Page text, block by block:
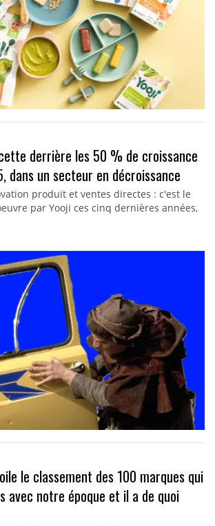
derrière les 50 % de croissance
dans un secteur en décroissance
produit et ventes directes : c'est le
par Yooji ces cinq dernières années,
le classement des 100 marques qui
avec notre époque et il a de quoi